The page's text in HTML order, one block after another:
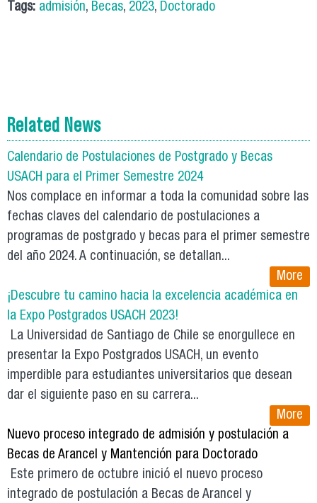
Tags: admisión, Becas, 2023, Doctorado
Related News
Calendario de Postulaciones de Postgrado y Becas
USACH para el Primer Semestre 2024
Nos complace en informar a toda la comunidad sobre las
fechas claves del calendario de postulaciones a
programas de postgrado y becas para el primer semestre
del año 2024. A continuación, se detallan...
More
¡Descubre tu camino hacia la excelencia académica en
la Expo Postgrados USACH 2023!
La Universidad de Santiago de Chile se enorgullece en
presentar la Expo Postgrados USACH, un evento
imperdible para estudiantes universitarios que desean
dar el siguiente paso en su carrera...
More
Nuevo proceso integrado de admisión y postulación a
Becas de Arancel y Mantención para Doctorado
Este primero de octubre inició el nuevo proceso
integrado de postulación a Becas de Arancel y